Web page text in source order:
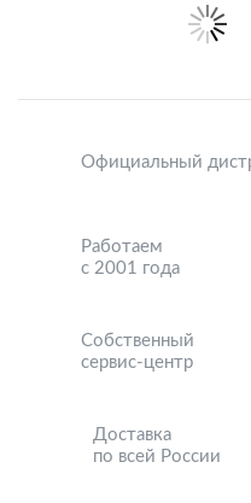
Официальный
Работаем
с 2001 года
Собственный
сервис-центр
Доставка
по всей России